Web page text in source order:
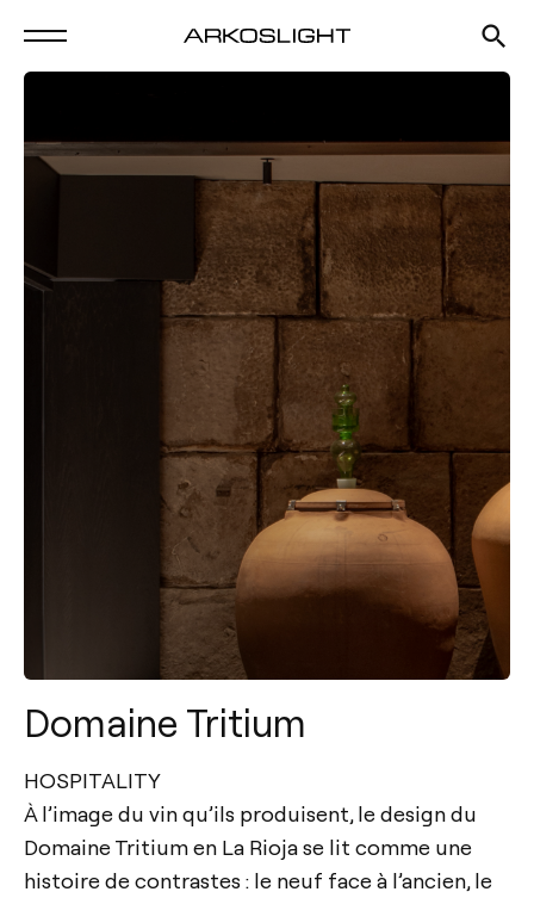
Domaine Tritium
HOSPITALITY
À l’image du vin qu’ils produisent, le design du
Domaine Tritium en La Rioja se lit comme une
histoire de contrastes : le neuf face à l’ancien, le